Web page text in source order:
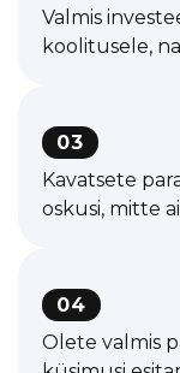
Valmis
koolitusele,
03
Kavatsete
oskusi, mitte
04
Olete valmis